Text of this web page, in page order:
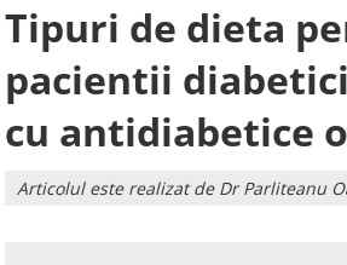
Tipuri de dieta
pacientii
cu antidiabetice
Articolul este realizat de Dr Parliteanu